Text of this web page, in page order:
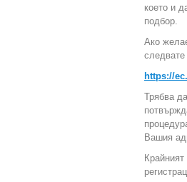
което и
подбор.
Ако
следвате
https://
Трябва
Вашия
Крайният